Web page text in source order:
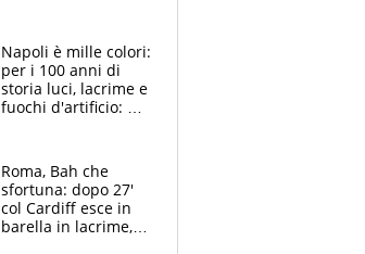
bigliettini
Napoli è mille colori:
per i 100 anni di
storia luci, lacrime e
fuochi d'artificio: De
Roma, Bah che
sfortuna: dopo 27'
col Cardiff esce in
barella in lacrime,